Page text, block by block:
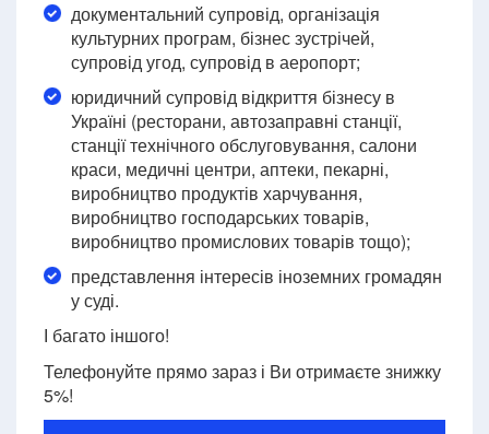
документальний супровід, організація
культурних програм, бізнес зустрічей,
супровід угод, супровід в аеропорт;
юридичний супровід відкриття бізнесу в
Україні (ресторани, автозаправні станції,
станції технічного обслуговування, салони
краси, медичні центри, аптеки, пекарні,
виробництво продуктів харчування,
виробництво господарських товарів,
виробництво промислових товарів тощо);
представлення інтересів іноземних громадян
у суді.
І багато іншого!
Телефонуйте прямо зараз і Ви отримаєте знижку
5%!